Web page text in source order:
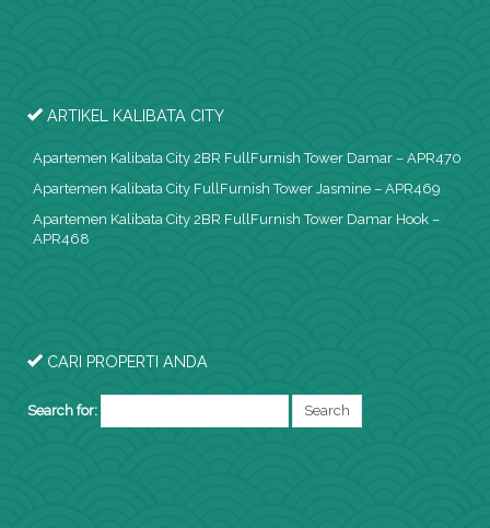
ARTIKEL KALIBATA CITY
Apartemen Kalibata City 2BR FullFurnish Tower Damar – APR470
Apartemen Kalibata City FullFurnish Tower Jasmine – APR469
Apartemen Kalibata City 2BR FullFurnish Tower Damar Hook –
APR468
CARI PROPERTI ANDA
Search for: